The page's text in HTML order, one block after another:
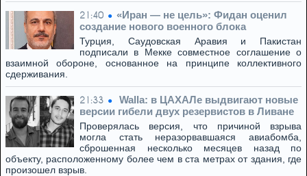
21:40
​«Иран — не цель»: Фидан оценил
создание нового военного блока
Турция, Саудовская Аравия и Пакистан
подписали в Мекке совместное соглашение о
взаимной обороне, основанное на принципе коллективного
сдерживания.
21:33
Walla: в ЦАХАЛе выдвигают новые
версии гибели двух резервистов в Ливане
Проверялась версия, что причиной взрыва
могла стать неразорвавшаяся авиабомба,
сброшенная несколько месяцев назад по
объекту, расположенному более чем в ста метрах от здания, где
произошел взрыв.